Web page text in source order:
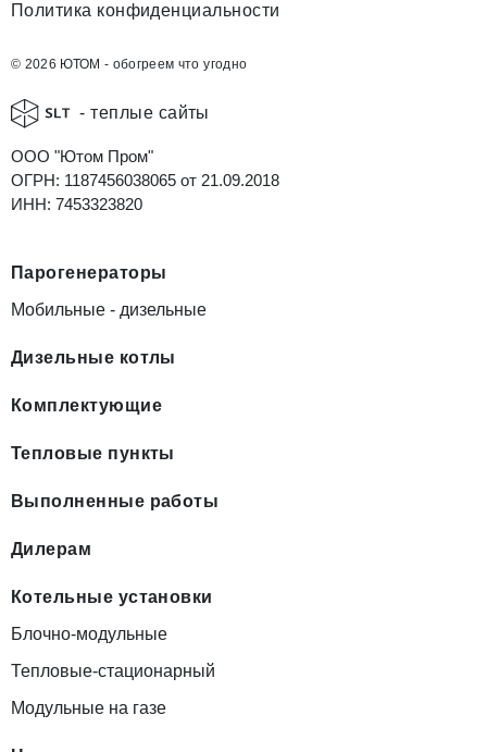
Политика конфиденциальности
© 2026 ЮТОМ - обогреем что угодно
- теплые сайты
ООО "Ютом Пром"
ОГРН: 1187456038065 от 21.09.2018
ИНН: 7453323820
Парогенераторы
Мобильные - дизельные
Дизельные котлы
Комплектующие
Тепловые пункты
Выполненные работы
Дилерам
Котельные установки
Блочно-модульные
Тепловые-стационарный
Модульные на газе